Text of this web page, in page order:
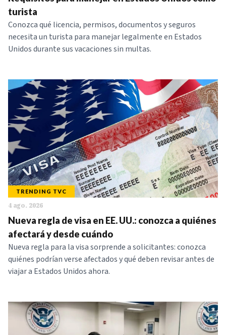
SERIES
turista
Conozca qué licencia, permisos, documentos y seguros
necesita un turista para manejar legalmente en Estados
Unidos durante sus vacaciones sin multas.
TRENDING TVC
4 ago. 2026
Nueva regla de visa en EE. UU.: conozca a quiénes
afectará y desde cuándo
Nueva regla para la visa sorprende a solicitantes: conozca
quiénes podrían verse afectados y qué deben revisar antes de
viajar a Estados Unidos ahora.